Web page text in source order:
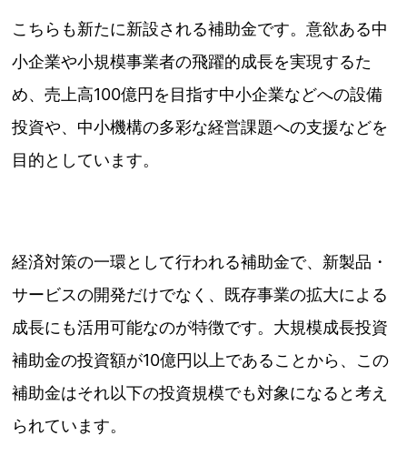
こちらも新たに新設される補助金です。意欲ある中
小企業や小規模事業者の飛躍的成長を実現するた
め、売上高100億円を目指す中小企業などへの設備
投資や、中小機構の多彩な経営課題への支援などを
目的としています。
経済対策の一環として行われる補助金で、新製品・
サービスの開発だけでなく、既存事業の拡大による
成長にも活用可能なのが特徴です。大規模成長投資
補助金の投資額が10億円以上であることから、この
補助金はそれ以下の投資規模でも対象になると考え
られています。